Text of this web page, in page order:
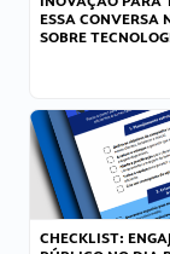
ESSA CONVERSA
SOBRE
CHECKLIST: